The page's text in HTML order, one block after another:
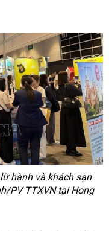
hành và khách sạn
PV TTXVN tại Hong